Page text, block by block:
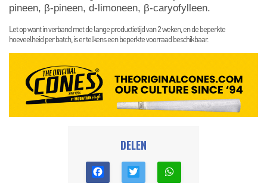
pineen, β-pineen, d-limoneen, β-caryofylleen.
Let op want in verband met de lange productietijd van 2 weken, en de beperkte
hoeveelheid per batch, is er telkens een beperkte voorraad beschikbaar.
DELEN